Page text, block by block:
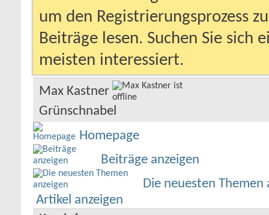
um den Registrierungsprozess
Beiträge lesen. Suchen Sie sich
meisten interessiert.
Max Kastner
Grünschnabel
Homepage
Beiträge anzeigen
Die neuesten Themen
Artikel anzeigen